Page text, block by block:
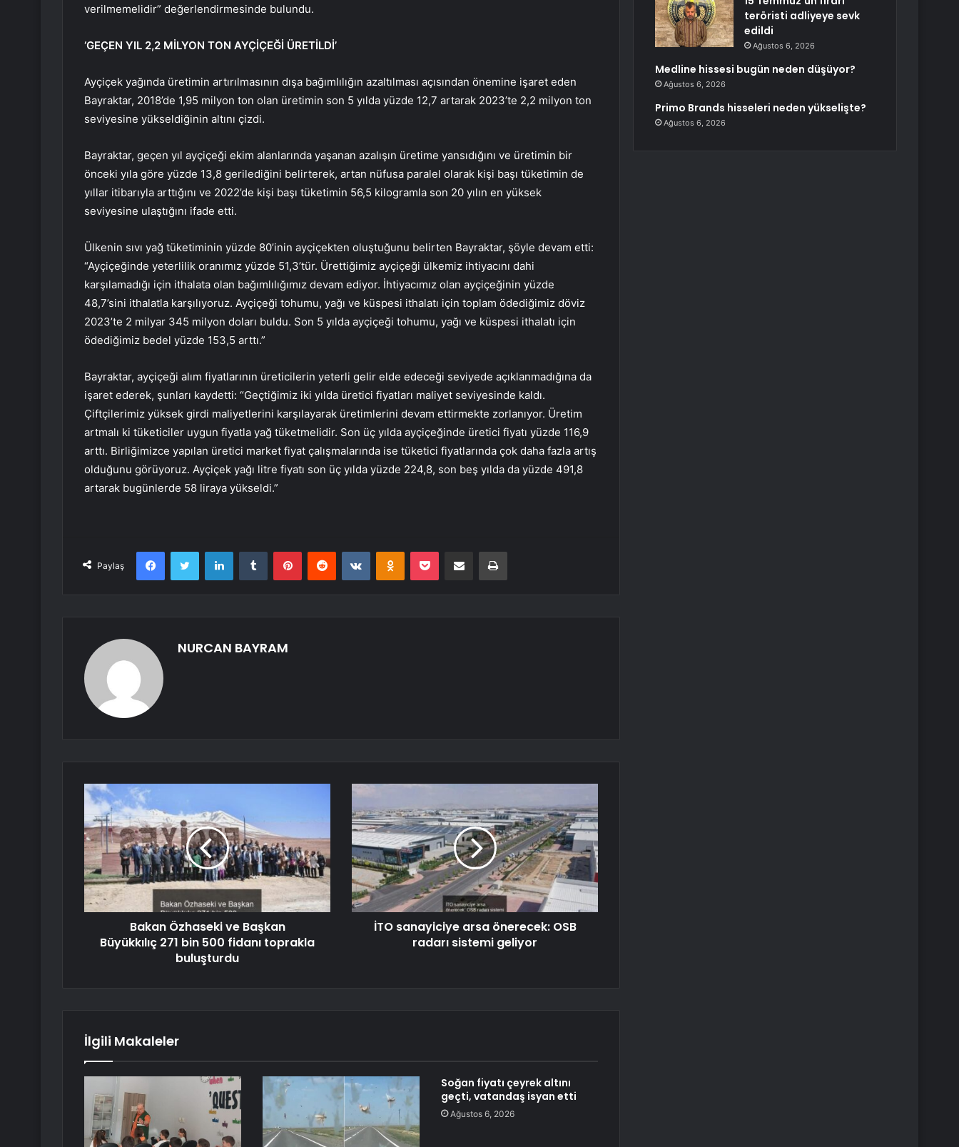
verilmemelidir” değerlendirmesinde bulundu.
‘GEÇEN YIL 2,2 MİLYON TON AYÇİÇEĞİ ÜRETİLDİ’
Ayçiçek yağında üretimin artırılmasının dışa bağımlılığın azaltılması açısından önemine işaret eden
Bayraktar, 2018’de 1,95 milyon ton olan üretimin son 5 yılda yüzde 12,7 artarak 2023’te 2,2 milyon ton
seviyesine yükseldiğinin altını çizdi.
Bayraktar, geçen yıl ayçiçeği ekim alanlarında yaşanan azalışın üretime yansıdığını ve üretimin bir
önceki yıla göre yüzde 13,8 gerilediğini belirterek, artan nüfusa paralel olarak kişi başı tüketimin de
yıllar itibarıyla arttığını ve 2022’de kişi başı tüketimin 56,5 kilogramla son 20 yılın en yüksek
seviyesine ulaştığını ifade etti.
Ülkenin sıvı yağ tüketiminin yüzde 80’inin ayçiçekten oluştuğunu belirten Bayraktar, şöyle devam etti:
“Ayçiçeğinde yeterlilik oranımız yüzde 51,3’tür. Ürettiğimiz ayçiçeği ülkemiz ihtiyacını dahi
karşılamadığı için ithalata olan bağımlılığımız devam ediyor. İhtiyacımız olan ayçiçeğinin yüzde
48,7’sini ithalatla karşılıyoruz. Ayçiçeği tohumu, yağı ve küspesi ithalatı için toplam ödediğimiz döviz
2023’te 2 milyar 345 milyon doları buldu. Son 5 yılda ayçiçeği tohumu, yağı ve küspesi ithalatı için
ödediğimiz bedel yüzde 153,5 arttı.”
Bayraktar, ayçiçeği alım fiyatlarının üreticilerin yeterli gelir elde edeceği seviyede açıklanmadığına da
işaret ederek, şunları kaydetti: “Geçtiğimiz iki yılda üretici fiyatları maliyet seviyesinde kaldı.
Çiftçilerimiz yüksek girdi maliyetlerini karşılayarak üretimlerini devam ettirmekte zorlanıyor. Üretim
artmalı ki tüketiciler uygun fiyatla yağ tüketmelidir. Son üç yılda ayçiçeğinde üretici fiyatı yüzde 116,9
arttı. Birliğimizce yapılan üretici market fiyat çalışmalarında ise tüketici fiyatlarında çok daha fazla artış
olduğunu görüyoruz. Ayçiçek yağı litre fiyatı son üç yılda yüzde 224,8, son beş yılda da yüzde 491,8
artarak bugünlerde 58 liraya yükseldi.”
Paylaş
FacebookTwitter LinkedInTumblr PinterestReddit VKontakteOdnoklassniki
Pocket E-Posta ile paylaş Yazdır
NURCAN BAYRAM
Bakan Özhaseki ve Başkan
Büyükkılıç 271 bin 500 fidanı toprakla
buluşturdu
İTO sanayiciye arsa önerecek: OSB
radarı sistemi geliyor
İlgili Makaleler
Soğan fiyatı çeyrek altını
geçti, vatandaş isyan etti
Ağustos 6, 2026
teröristi adliyeye sevk
edildi
Ağustos 6, 2026
Medline hissesi bugün neden düşüyor?
Ağustos 6, 2026
Primo Brands hisseleri neden yükselişte?
Ağustos 6, 2026